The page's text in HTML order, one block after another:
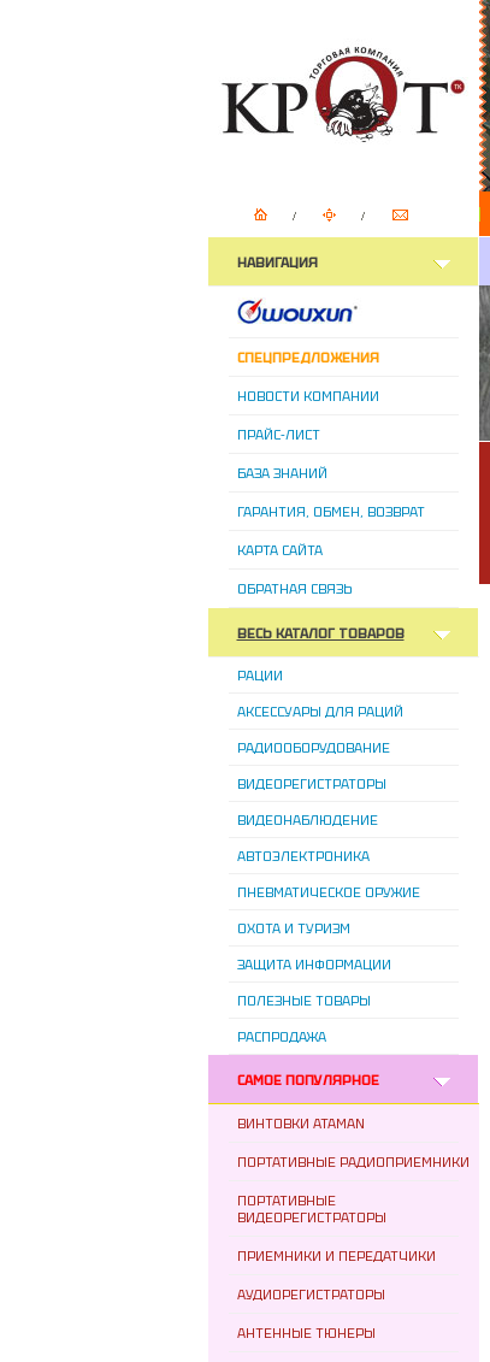
НАВИГАЦИЯ
СПЕЦПРЕДЛОЖЕНИЯ
НОВОСТИ КОМПАНИИ
ПРАЙС-ЛИСТ
БАЗА ЗНАНИЙ
ГАРАНТИЯ, ОБМЕН, ВОЗВРАТ
КАРТА САЙТА
ОБРАТНАЯ СВЯЗЬ
ВЕСЬ КАТАЛОГ ТОВАРОВ
РАЦИИ
АКСЕССУАРЫ ДЛЯ РАЦИЙ
РАДИООБОРУДОВАНИЕ
ВИДЕОРЕГИСТРАТОРЫ
ВИДЕОНАБЛЮДЕНИЕ
АВТОЭЛЕКТРОНИКА
ПНЕВМАТИЧЕСКОЕ ОРУЖИЕ
ОХОТА И ТУРИЗМ
ЗАЩИТА ИНФОРМАЦИИ
ПОЛЕЗНЫЕ ТОВАРЫ
РАСПРОДАЖА
САМОЕ ПОПУЛЯРНОЕ
ВИНТОВКИ ATAMAN
ПОРТАТИВНЫЕ РАДИОПРИЕМНИКИ
ПОРТАТИВНЫЕ
ВИДЕОРЕГИСТРАТОРЫ
ПРИЕМНИКИ И ПЕРЕДАТЧИКИ
АУДИОРЕГИСТРАТОРЫ
АНТЕННЫЕ ТЮНЕРЫ